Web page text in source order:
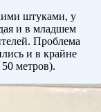
штуками, у
и в младшем
Проблема
и в крайне
метров).